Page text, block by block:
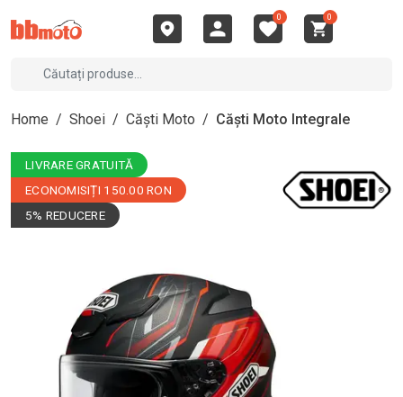
0 0
Home / Shoei / Căști Moto / Căști Moto Integrale
LIVRARE GRATUITĂ
ECONOMISIȚI 150.00 RON
5% REDUCERE